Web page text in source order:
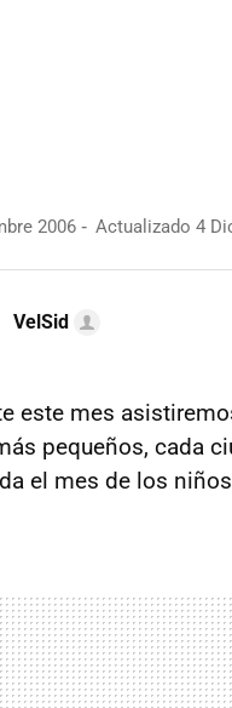
2006 Actualizado 4
VelSid
este mes
pequeños, cada
el mes de los